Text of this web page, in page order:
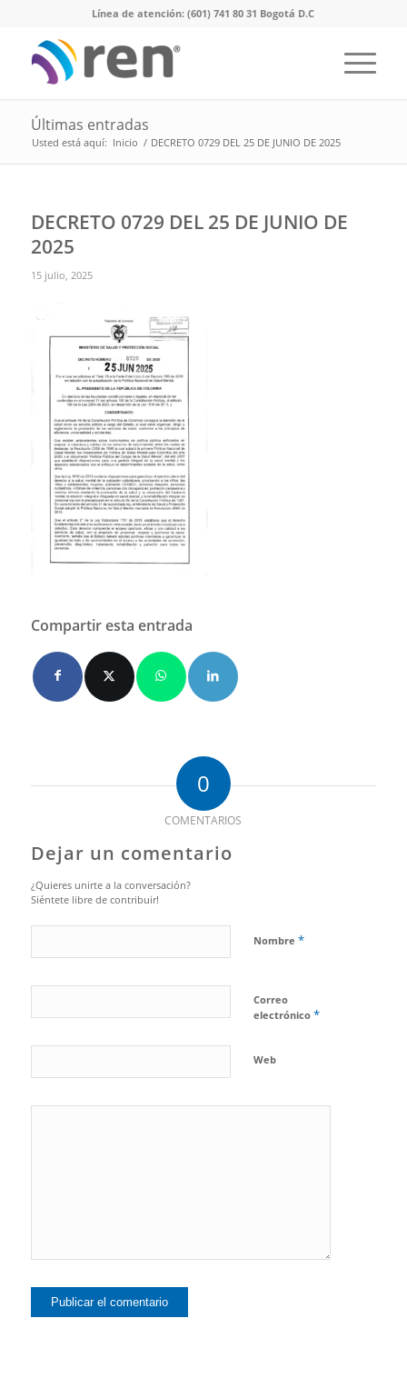
Línea de atención: (601) 741 80 31 Bogotá D.C
Últimas entradas
Usted está aquí: Inicio / DECRETO 0729 DEL 25 DE JUNIO DE 2025
DECRETO 0729 DEL 25 DE JUNIO DE
2025
15 julio, 2025
Compartir esta entrada
0
COMENTARIOS
Dejar un comentario
¿Quieres unirte a la conversación?
Siéntete libre de contribuir!
Nombre *
Correo
electrónico *
Web